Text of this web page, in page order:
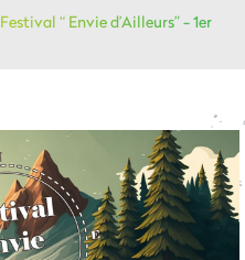
Festival “ Envie d’Ailleurs” - 1er